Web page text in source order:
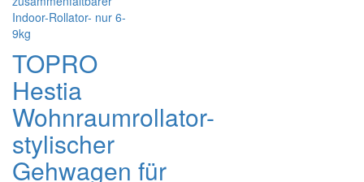
TOPRO
Hestia
Wohnraumrollator-
stylischer
Gehwagen für